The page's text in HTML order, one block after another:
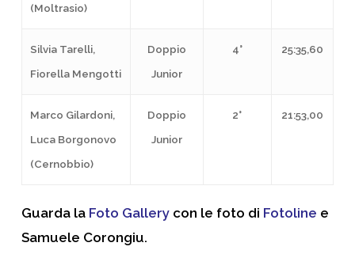
(Moltrasio)
Silvia Tarelli,
Fiorella Mengotti
Doppio
Junior
4° 25:35,60
Marco Gilardoni,
Luca Borgonovo
(Cernobbio)
Doppio
Junior
2° 21:53,00
Guarda la Foto Gallerycon le foto di Fotoline e
Samuele Corongiu.